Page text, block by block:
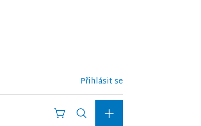
Přihlásit se